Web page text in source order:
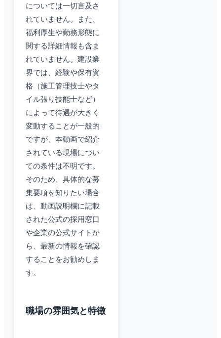
については一切言及さ
れていません。また、
福利厚生や勤務形態に
関する詳細情報も含ま
れていません。建設業
界では、経験や保有資
格（施工管理技士やタ
イル張り技能士など）
によって待遇が大きく
変動することが一般的
ですが、本動画で紹介
されている現場につい
ての条件は不明です。
そのため、具体的な募
集要項を知りたい場合
は、動画説明欄に記載
された公式の採用窓口
や企業の公式サイトか
ら、最新の情報を確認
することをお勧めしま
す。
職場の雰囲気と特徴